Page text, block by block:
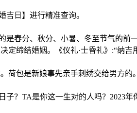
吉日】进行精准查询。
春分、秋分、小暑、冬至节气的前一
缔结婚姻。《仪礼·士昏礼》:“纳吉
包是新娘事先亲手刺绣交给男方
？TA是你这一生对的人吗？2023